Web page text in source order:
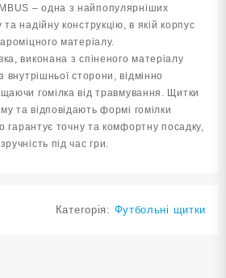
– одна з найпопулярніших
надійну конструкцію, в якій корпус
матеріалу.
виконана з спіненого матеріалу
внутрішньої сторони, відмінно
гомілка від травмування. Щитки
та відповідають формі гомілки
гарантує точну та комфортну посадку,
під час гри.
Категорія: Футбольні щитки